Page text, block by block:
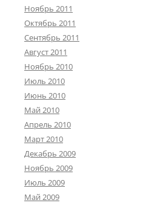
Ноябрь 2011
Октябрь 2011
Сентябрь 2011
Август 2011
Ноябрь 2010
Июль 2010
Июнь 2010
Май 2010
Апрель 2010
Март 2010
Декабрь 2009
Ноябрь 2009
Июль 2009
Май 2009